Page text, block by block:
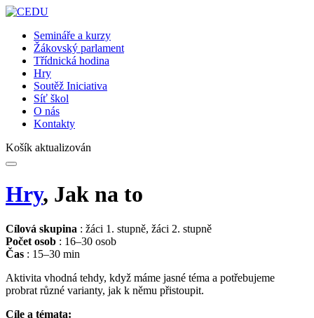
Semináře a kurzy
Žákovský parlament
Třídnická hodina
Hry
Soutěž Iniciativa
Síť škol
O nás
Kontakty
Košík aktualizován
Hry, Jak na to
Cílová skupina : žáci 1. stupně, žáci 2. stupně
Počet osob : 16–30 osob
Čas : 15–30 min
Aktivita vhodná tehdy, když máme jasné téma a potřebujeme
probrat různé varianty, jak k němu přistoupit.
Cíle a témata: